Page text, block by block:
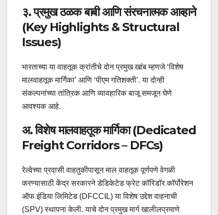
३. प्रमुख ठळक बाबी आणि संरचनात्मक आव्हाने
(Key Highlights & Structural
Issues)
भारताच्या या वाहतूक क्रांतीचे दोन प्रमुख खांब म्हणजे ‘विशेष
मालवाहतूक मार्गिका’ आणि ‘पीएम गतिशक्ती’. या दोन्ही
संकल्पनांच्या तांत्रिक आणि व्यावहारिक बाजू समजून घेणे
आवश्यक आहे.
अ. विशेष मालवाहतूक मार्गिका (Dedicated
Freight Corridors – DFCs)
रेल्वेच्या प्रवासी वाहतुकीपासून माल वाहतूक पूर्णपणे वेगळी
करण्यासाठी केंद्र सरकारने डेडिकेटेड फ्रेट कॉरिडॉर कॉर्पोरेशन
ऑफ इंडिया लिमिटेड (DFCCIL) या विशेष उद्देश वाहनाची
(SPV) स्थापना केली. याचे दोन प्रमुख मार्ग खालीलप्रमाणे